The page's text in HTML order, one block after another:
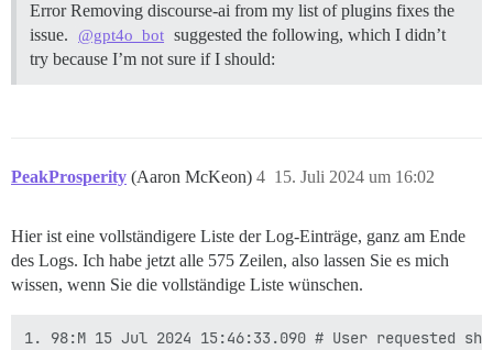
Error Removing discourse-ai from my list of plugins fixes the
issue.
@gpt4o_bot suggested the following, which I didn’t
try because I’m not sure if I should:
PeakProsperity (Aaron McKeon) 15. Juli 2024 um 16:02
4
Hier ist eine vollständigere Liste der Log-Einträge, ganz am Ende
des Logs. Ich habe jetzt alle 575 Zeilen, also lassen Sie es mich
wissen, wenn Sie die vollständige Liste wünschen.
1. 98:M 15 Jul 2024 15:46:33.090 # User requested